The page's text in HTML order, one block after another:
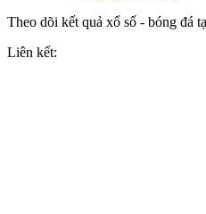
Theo dõi kết quả xổ số - bóng đá
Liên kết: